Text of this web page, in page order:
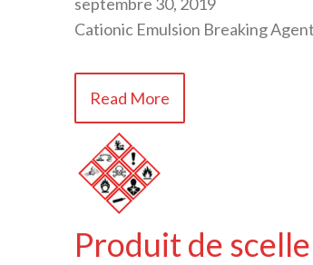
Cationic Emulsion Breaking
Read More
Produit de